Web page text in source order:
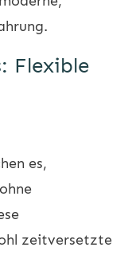
Flexible
es,
zeitversetzte